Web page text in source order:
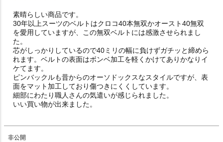
素晴らしい商品です。
30年以上スーツのベルトはクロコ40本無双かオースト40無双
を愛用していますが、この無双ベルトには感激させられまし
た。
芯がしっかりしているので40ミリの幅に負けずガチッと締めら
れます。ベルトの表面はボンベ加工を軽くかけてありかなりイ
ケてます。
ピンバックルも昔からのオーソドックスなスタイルですが、表
面をマット加工しており傷つきにくくしています。
細部にわたり職人さんの気遣いが感じられました。
いい買い物が出来ました。
非公開